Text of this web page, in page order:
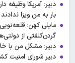
بار به من ویزا ندادند
مایلی کهن:
گردن‌کلفتی از
دبیر: مشکل من با
دبیر شورای امنیت کشور : فرمانده